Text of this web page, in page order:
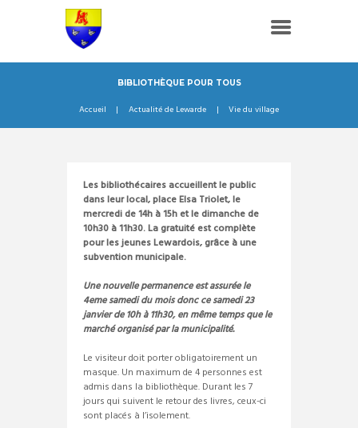
BIBLIOTHÈQUE POUR TOUS
Accueil Actualité de Lewarde Vie du village
Les bibliothécaires accueillent le public
dans leur local, place Elsa Triolet, le
mercredi de 14h à 15h et le dimanche de
10h30 à 11h30. La gratuité est complète
pour les jeunes Lewardois, grâce à une
subvention municipale.
Une nouvelle permanence est assurée le
4eme samedi du mois donc ce samedi 23
janvier de 10h à 11h30, en même temps que le
marché organisé par la municipalité.
Le visiteur doit porter obligatoirement un
masque. Un maximum de 4 personnes est
admis dans la bibliothèque. Durant les 7
jours qui suivent le retour des livres, ceux-ci
sont placés à l’isolement.